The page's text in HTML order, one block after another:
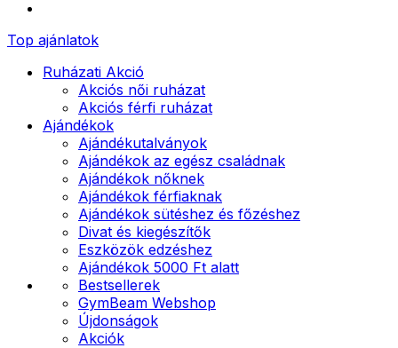
Top ajánlatok
Ruházati Akció
Akciós női ruházat
Akciós férfi ruházat
Ajándékok
Ajándékutalványok
Ajándékok az egész családnak
Ajándékok nőknek
Ajándékok férfiaknak
Ajándékok sütéshez és főzéshez
Divat és kiegészítők
Eszközök edzéshez
Ajándékok 5000 Ft alatt
Bestsellerek
GymBeam Webshop
Újdonságok
Akciók